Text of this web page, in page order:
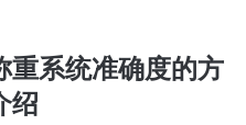
重系统准确度的方
绍